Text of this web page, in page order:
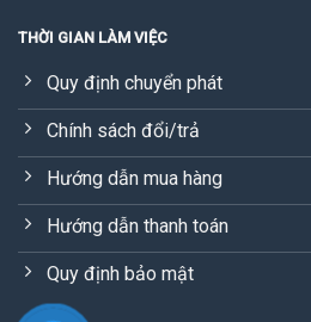
THỜI GIAN LÀM VIỆC
Quy định chuyển phát
Chính sách đổi/trả
Hướng dẫn mua hàng
Hướng dẫn thanh toán
Quy định bảo mật